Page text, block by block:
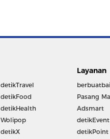
detikTravel
detikFood
detikHealth
Wolipop
detikX
Layanan
Pasang
Adsmart
detikEvent
detikPoint